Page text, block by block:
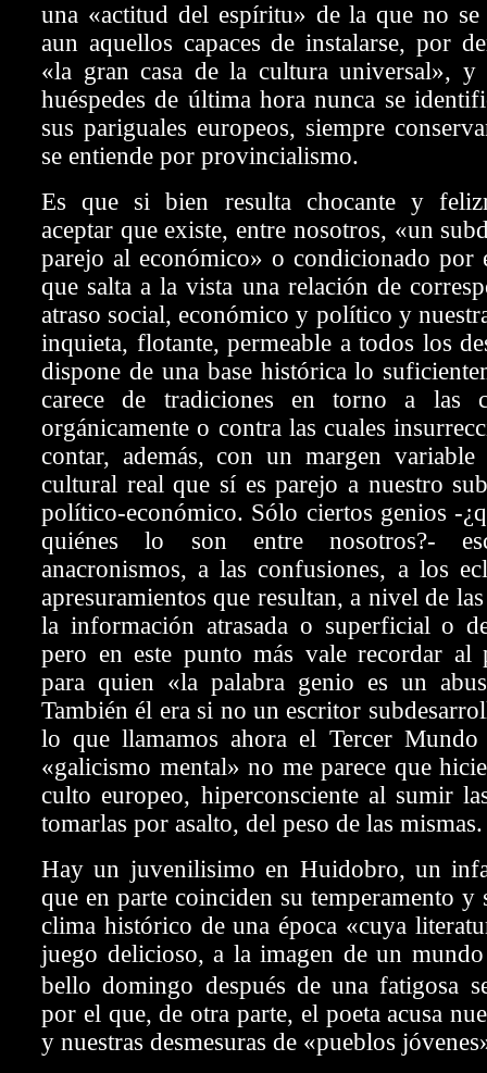
una «actitud del espíritu» de la que no se
aun aquellos capaces de instalarse, por
«la gran casa de la cultura universal»,
huéspedes de última hora nunca se
sus pariguales europeos, siempre
se entiende por provincialismo.
Es que si bien resulta chocante y
aceptar que existe, entre nosotros, «un
parejo al económico» o condicionado por
que salta a la vista una relación de
atraso social, económico y político y
inquieta, flotante, permeable a todos los
dispone de una base histórica lo
carece de tradiciones en torno a las
orgánicamente o contra las cuales
contar, además, con un margen variable
cultural real que sí es parejo a nuestro
político-económico. Sólo ciertos genios -
quiénes lo son entre nosotros?-
anacronismos, a las confusiones, a los
apresuramientos que resultan, a nivel de
la información atrasada o superficial o
pero en este punto más vale recordar
para quien «la palabra genio es un
También él era si no un escritor
lo que llamamos ahora el Tercer
«galicismo mental» no me parece que
culto europeo, hiperconsciente al sumir
tomarlas por asalto, del peso de las mismas.
Hay un juvenilisimo en Huidobro, un
que en parte coinciden su temperamento y
clima histórico de una época «cuya
juego delicioso, a la imagen de un
bello domingo después de una fatigosa
por el que, de otra parte, el poeta acusa
y nuestras desmesuras de «pueblos